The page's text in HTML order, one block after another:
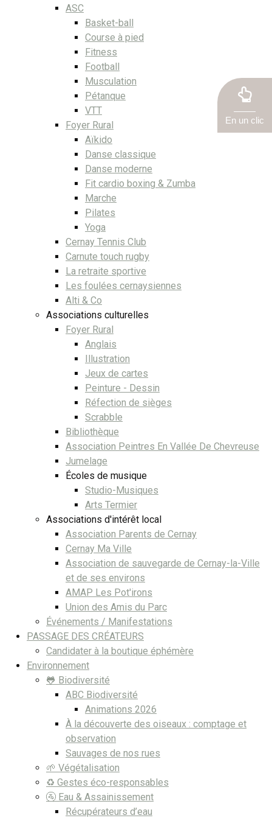
ASC
Basket-ball
Course à pied
Fitness
Football
Musculation
Pétanque
VTT
Foyer Rural
Aïkido
Danse classique
Danse moderne
Fit cardio boxing & Zumba
Marche
Pilates
Yoga
Cernay Tennis Club
Carnute touch rugby
La retraite sportive
Les foulées cernaysiennes
Alti & Co
Associations culturelles
Foyer Rural
Anglais
Illustration
Jeux de cartes
Peinture - Dessin
Réfection de sièges
Scrabble
Bibliothèque
Association Peintres En Vallée De Chevreuse
Jumelage
Écoles de musique
Studio-Musiques
Arts Termier
Associations d'intérêt local
Association Parents de Cernay
Cernay Ma Ville
Association de sauvegarde de Cernay-la-Ville
et de ses environs
AMAP Les Pot'irons
Union des Amis du Parc
Événements / Manifestations
PASSAGE DES CRÉATEURS
Candidater à la boutique éphémère
Environnement
🐸 Biodiversité
ABC Biodiversité
Animations 2026
À la découverte des oiseaux : comptage et
observation
Sauvages de nos rues
🌱 Végétalisation
♻️ Gestes éco-responsables
🚰 Eau & Assainissement
Récupérateurs d’eau
En un clic